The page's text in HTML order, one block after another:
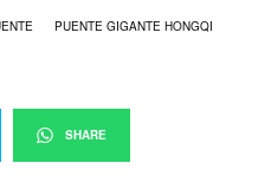
PUENTE GIGANTE HONGQI
SHARE